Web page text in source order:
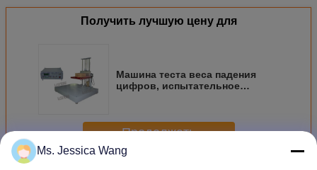
Получить лучшую цену для
Машина теста веса падения
цифров, испытательное
тяжелой упаковки
Продолжать
Ms. Jessica Wang